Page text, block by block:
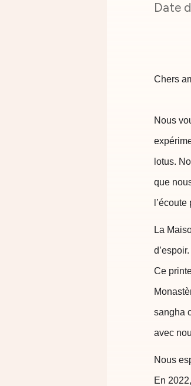
Chers
Nous
lotus.
que
La
d’espoir.
Ce
sangha
avec
Nous
En